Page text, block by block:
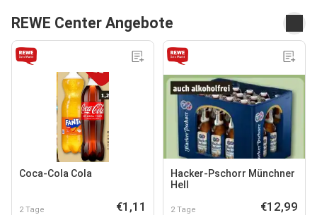
REWE Center Angebote
Coca-Cola Cola
2 Tage €1,11
Hacker-Pschorr Münchner
Hell
2 Tage €12,99